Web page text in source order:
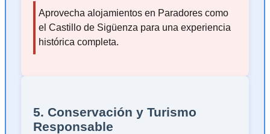
Aprovecha alojamientos en Paradores como
el Castillo de Sigüenza para una experiencia
histórica completa.
5. Conservación y Turismo
Responsable